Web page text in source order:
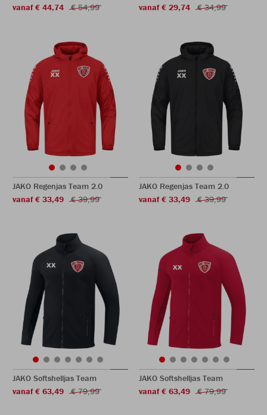
vanaf € 44,74
€ 54,99
vanaf € 29,74
€ 34,99
JAKO Regenjas Team 2.0
vanaf € 33,49
€ 39,99
JAKO Regenjas Team 2.0
vanaf € 33,49
€ 39,99
JAKO Softshelljas Team
vanaf € 63,49
€ 79,99
JAKO Softshelljas Team
vanaf € 63,49
€ 79,99